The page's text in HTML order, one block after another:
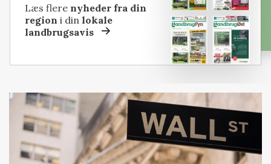
Læs flere nyheder fra din
region i dinlokale
landbrugsavis